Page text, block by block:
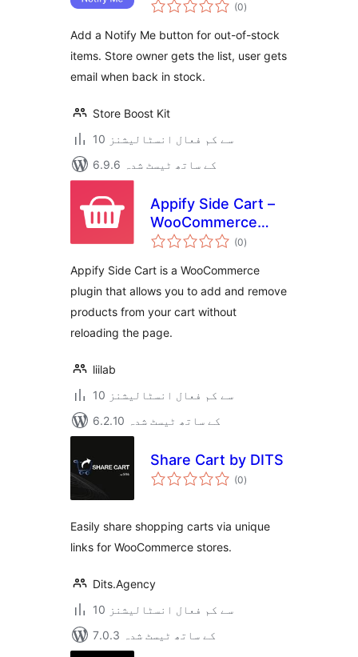
(0درجہ
)
Add a Notify Me button for out-of-stock
items. Store owner gets the list, user gets
email when back in stock.
Store Boost Kit
10 سے کم فعال انسٹالیشنز
6.9.6 کے ساتھ ٹیسٹ شدہ
Appify Side Cart –
WooCommerce
based AJAX cart
page
(0مجموعی
درجہ
)
Appify Side Cart is a WooCommerce
plugin that allows you to add and remove
products from your cart without
reloading the page.
liilab
10 سے کم فعال انسٹالیشنز
6.2.10 کے ساتھ ٹیسٹ شدہ
Share Cart by DITS
(0مجموعی
درجہ
)
Easily share shopping carts via unique
links for WooCommerce stores.
Dits.Agency
10 سے کم فعال انسٹالیشنز
7.0.3 کے ساتھ ٹیسٹ شدہ